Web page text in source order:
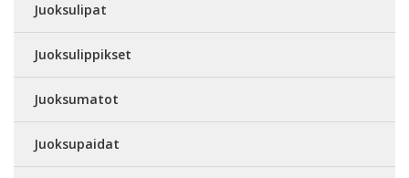
Juoksulipat
Juoksulippikset
Juoksumatot
Juoksupaidat